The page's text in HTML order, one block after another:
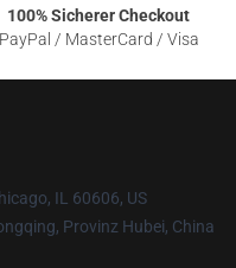
100% Sicherer Checkout
PayPal / MasterCard / Visa
IL 60606, US
Provinz Hubei, China